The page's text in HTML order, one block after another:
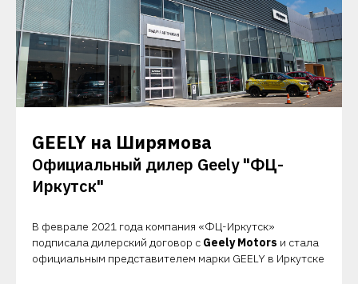
GEELY на Ширямова
Официальный дилер Geely "ФЦ-
Иркутск"
В феврале 2021 года компания «ФЦ-Иркутск»
подписала дилерский договор с Geely Motors и стала
официальным представителем марки GEELY в Иркутске